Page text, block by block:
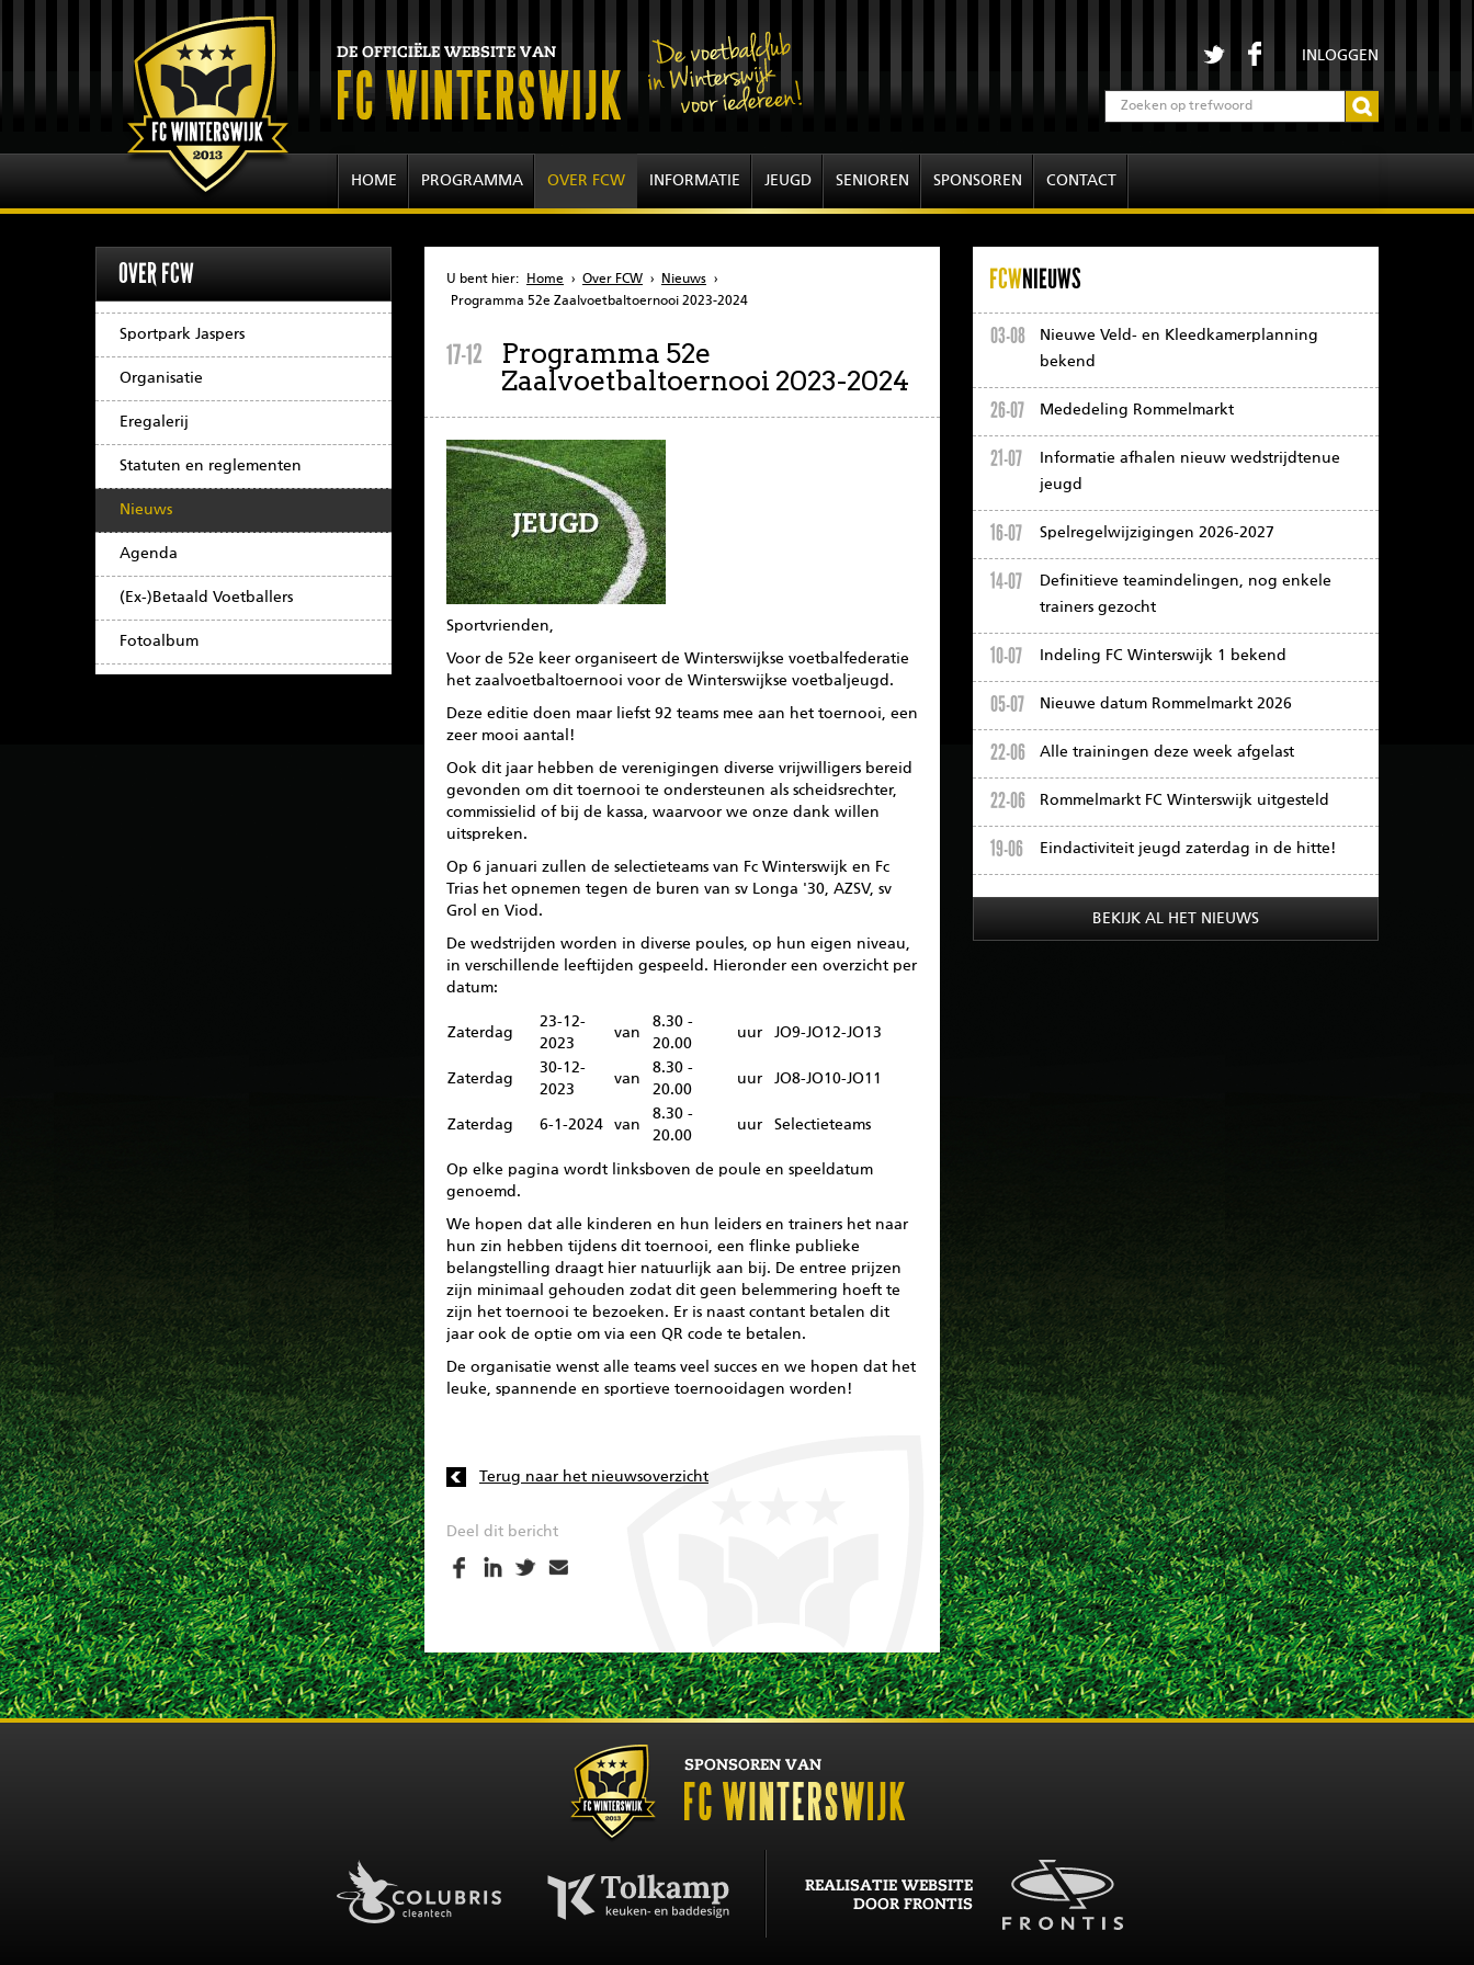
INLOGGEN
HOME PROGRAMMA OVER FCW INFORMATIE JEUGD SENIOREN SPONSOREN CONTACT
OVER FCW
Sportpark Jaspers
Organisatie
Eregalerij
Statuten en reglementen
Nieuws
Agenda
(Ex-)Betaald Voetballers
Fotoalbum
U bent hier: Home › Over FCW › Nieuws ›
Programma 52e Zaalvoetbaltoernooi 2023-2024
17-12
Programma 52e
Zaalvoetbaltoernooi 2023-2024
Sportvrienden,
Voor de 52e keer organiseert de Winterswijkse voetbalfederatie
het zaalvoetbaltoernooi voor de Winterswijkse voetbaljeugd.
Deze editie doen maar liefst 92 teams mee aan het toernooi, een
zeer mooi aantal!
Ook dit jaar hebben de verenigingen diverse vrijwilligers bereid
gevonden om dit toernooi te ondersteunen als scheidsrechter,
commissielid of bij de kassa, waarvoor we onze dank willen
uitspreken.
Op 6 januari zullen de selectieteams van Fc Winterswijk en Fc
Trias het opnemen tegen de buren van sv Longa '30, AZSV, sv
Grol en Viod.
De wedstrijden worden in diverse poules, op hun eigen niveau,
in verschillende leeftijden gespeeld. Hieronder een overzicht per
datum:
Zaterdag
23‐12‐
2023
van
8.30 ‐
20.00
uur JO9‐JO12‐JO13
Zaterdag
30‐12‐
2023
van
8.30 ‐
20.00
uur JO8‐JO10‐JO11
Zaterdag 6‐1‐2024 van
8.30 ‐
20.00
uur Selectieteams
Op elke pagina wordt linksboven de poule en speeldatum
genoemd.
We hopen dat alle kinderen en hun leiders en trainers het naar
hun zin hebben tijdens dit toernooi, een flinke publieke
belangstelling draagt hier natuurlijk aan bij. De entree prijzen
zijn minimaal gehouden zodat dit geen belemmering hoeft te
zijn het toernooi te bezoeken. Er is naast contant betalen dit
jaar ook de optie om via een QR code te betalen.
De organisatie wenst alle teams veel succes en we hopen dat het
leuke, spannende en sportieve toernooidagen worden!
Terug naar het nieuwsoverzicht
Deel dit bericht
FCWNIEUWS
03-08
Nieuwe Veld- en Kleedkamerplanning
bekend
26-07 Mededeling Rommelmarkt
21-07
Informatie afhalen nieuw wedstrijdtenue
jeugd
16-07 Spelregelwijzigingen 2026-2027
14-07
Definitieve teamindelingen, nog enkele
trainers gezocht
10-07 Indeling FC Winterswijk 1 bekend
05-07 Nieuwe datum Rommelmarkt 2026
22-06 Alle trainingen deze week afgelast
22-06 Rommelmarkt FC Winterswijk uitgesteld
19-06 Eindactiviteit jeugd zaterdag in de hitte!
BEKIJK AL HET NIEUWS